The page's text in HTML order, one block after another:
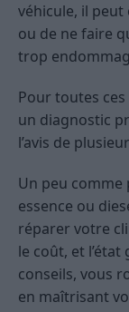
véhicule, il peut
ou de ne faire
trop
Pour toutes
un diagnostic
l’avis de
Un peu
essence ou
réparer votre
le coût, et
conseils, vous
en maîtrisant